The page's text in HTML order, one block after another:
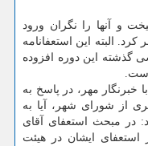
و آنها را نگران ورود
البته این استعفانامه
گذشته این دوره افزوده
مهر، در پاسخ به
از شورای شهر، آیا به
در مبحث استعفای آقای
ایشان در هیئت